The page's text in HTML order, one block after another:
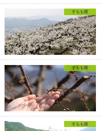
すもも畑
すもも畑
すもも畑